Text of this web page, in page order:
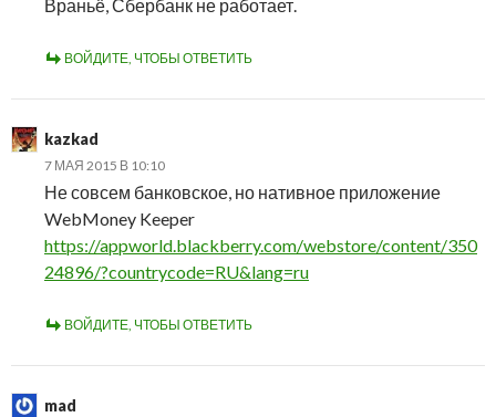
Враньё, Сбербанк не работает.
ВОЙДИТЕ, ЧТОБЫ ОТВЕТИТЬ
kazkad
7 МАЯ 2015 В 10:10
Не совсем банковское, но нативное приложение
WebMoney Keeper
https://appworld.blackberry.com/webstore/content/350
24896/?countrycode=RU&lang=ru
ВОЙДИТЕ, ЧТОБЫ ОТВЕТИТЬ
mad